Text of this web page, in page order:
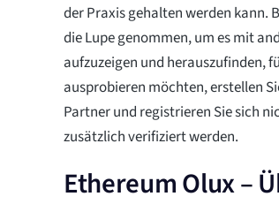
der Praxis gehalten werden kann.
die Lupe genommen, um es mit
aufzuzeigen und herauszufinden,
ausprobieren möchten, erstellen
Partner und registrieren Sie sich
zusätzlich verifiziert werden.
Ethereum Olux –